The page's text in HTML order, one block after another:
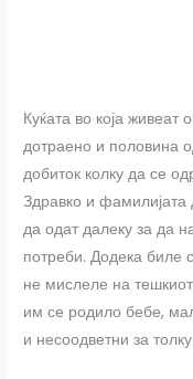
Куќата во која живеат
дотраено и половина
добиток колку да се
Здравко и фамилијата
да одат далеку за да
потреби. Додека биле
не мислеле на
им се родило бебе,
и несоодветни за